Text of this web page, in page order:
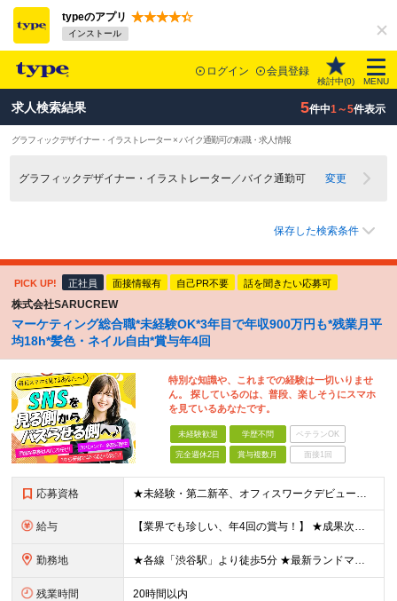
typeのアプリ
インストール
ログイン 会員登録
検討中(0) MENU
求人検索結果 5件中1～5件表示
グラフィックデザイナー・イラストレーター × バイク通勤可の転職・求人情報
グラフィックデザイナー・イラストレーター／バイク通勤可 変更
保存した検索条件
PICK UP! 正社員 面接情報有 自己PR不要 話を聞きたい応募可
株式会社SARUCREW
マーケティング総合職*未経験OK*3年目で年収900万円も*残業月平
均18h*髪色・ネイル自由*賞与年4回
特別な知識や、これまでの経験は一切いりませ
ん。 探しているのは、普段、楽しそうにスマホ
を見ているあなたです。
未経験歓迎 学歴不問 ベテランOK
完全週休2日 賞与複数月 面接1回
応募資格 ★未経験・第二新卒、オフィスワークデビュー大歓迎 ★平均年齢は28.6歳！ ★20代の若手メンバーが中心になって活躍している職場です！ ●学歴不問 ※35歳以下の方（若年層の長期キャリア形成） ★こ
給与 【業界でも珍しい、年4回の賞与！】 ★成果次第でスピード昇給可 →20代で年収700万〜900万超も！ ■未経験：月給26〜30万円＋賞与年4回（業績による）＋各種手当 ※経験・スキルを考慮して決定
勤務地 ★各線「渋谷駅」より徒歩5分 ★最新ランドマークオフィスです！ ★転勤はありません 【本社】 東京都渋谷区道玄坂2-25-12 道玄坂通 dogenzaka-dori 5階 ※(変更の範囲)上記を除
残業時間 20時間以内